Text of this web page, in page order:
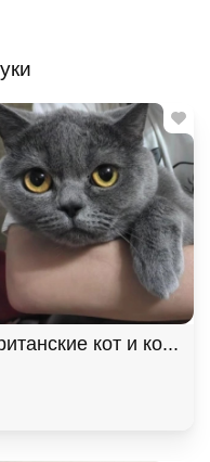
дом! В дар!, Рыжий,
кот и